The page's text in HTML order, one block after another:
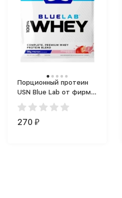
Порционный протеин
USN Blue Lab от фирмы
ЮСН (34 г)
270 ₽